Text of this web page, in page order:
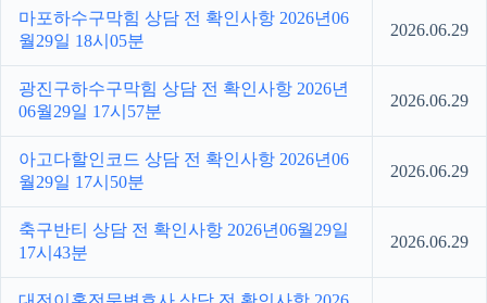
마포하수구막힘 상담 전 확인사항 2026년06
월29일 18시05분
2026.06.29
광진구하수구막힘 상담 전 확인사항 2026년
06월29일 17시57분
2026.06.29
아고다할인코드 상담 전 확인사항 2026년06
월29일 17시50분
2026.06.29
축구반티 상담 전 확인사항 2026년06월29일
17시43분
2026.06.29